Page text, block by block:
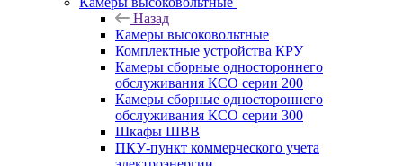
Назад
Камеры высоковольтные
Комплектные устройства КРУ
Камеры сборные одностороннего
обслуживания КСО серии 200
Камеры сборные одностороннего
обслуживания КСО серии 300
Шкафы ШВВ
ПКУ-пункт коммерческого учета